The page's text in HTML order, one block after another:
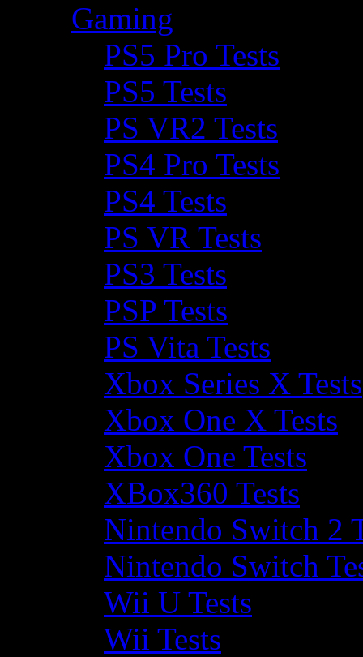
Gaming
PS5 Pro Tests
PS5 Tests
PS VR2 Tests
PS4 Pro Tests
PS4 Tests
PS VR Tests
PS3 Tests
PSP Tests
PS Vita Tests
Xbox Series X Tests
Xbox One X Tests
Xbox One Tests
XBox360 Tests
Nintendo Switch 2
Nintendo Switch
Wii U Tests
Wii Tests